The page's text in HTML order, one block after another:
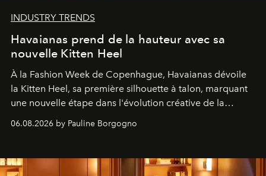
INDUSTRY TRENDS
Havaianas prend de la hauteur avec sa
nouvelle Kitten Heel
À la Fashion Week de Copenhague, Havaianas dévoile
la Kitten Heel, sa première silhouette à talon, marquant
une nouvelle étape dans l'évolution créative de la
06.08.2026 by Pauline Borgogno